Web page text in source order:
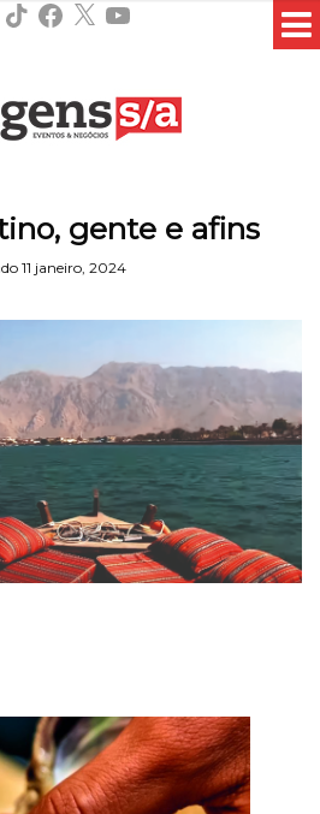
TikTokFacebook
X YouTube
gente e afins
11 janeiro, 2024